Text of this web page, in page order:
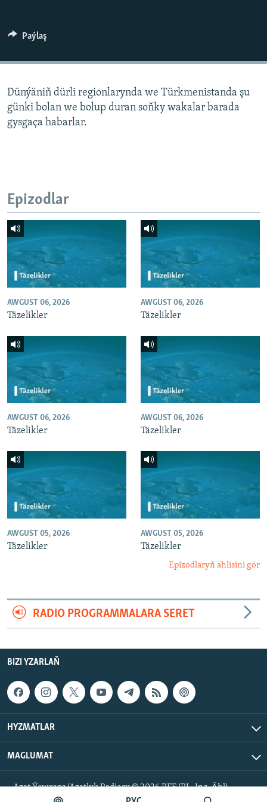
Paýlaş
Dünýäniň dürli regionlarynda we Türkmenistanda şu
günki bolan we bolup duran soňky wakalar barada
gysgaça habarlar.
Epizodlar
AWGUST 06, 2026
Täzelikler
AWGUST 06, 2026
Täzelikler
AWGUST 06, 2026
Täzelikler
AWGUST 06, 2026
Täzelikler
AWGUST 05, 2026
Täzelikler
AWGUST 05, 2026
Täzelikler
Epizodlaryň ählisini gör
RADIO PROGRAMMALARA SERET
BIZI YZARLAŇ
HYZMATLAR
MAGLUMAT
Azat Ýewropa/Azatlyk Radiosy © 2026 RFE/RL, Inc. Ähli
hukuklar goralan.